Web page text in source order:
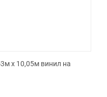
x 10,05м винил на